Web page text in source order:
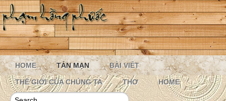
HOME TẢN MẠN BÀI VIẾT
THẾ GIỚI CỦA CHÚNG TA THƠ HOME